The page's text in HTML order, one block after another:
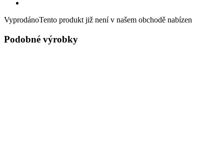
VyprodánoTento produkt již není v našem obchodě nabízen
Podobné výrobky